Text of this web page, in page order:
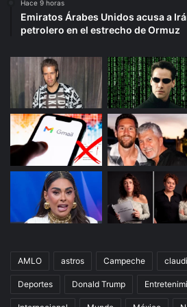
Hace 9 horas
Emiratos Árabes Unidos acusa a
petrolero en el estrecho de Ormuz
AMLO astros Campeche
Deportes Donald Trump